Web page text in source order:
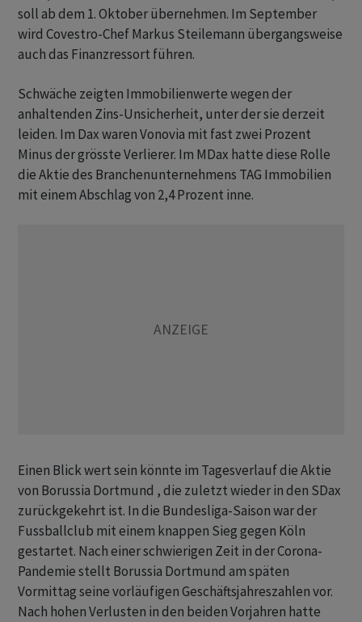
soll ab dem 1. Oktober übernehmen. Im September
wird Covestro-Chef Markus Steilemann übergangsweise
auch das Finanzressort führen.
Schwäche zeigten Immobilienwerte wegen der
anhaltenden Zins-Unsicherheit, unter der sie derzeit
leiden. Im Dax waren Vonovia mit fast zwei Prozent
Minus der grösste Verlierer. Im MDax hatte diese Rolle
die Aktie des Branchenunternehmens TAG Immobilien
mit einem Abschlag von 2,4 Prozent inne.
Einen Blick wert sein könnte im Tagesverlauf die Aktie
von Borussia Dortmund , die zuletzt wieder in den SDax
zurückgekehrt ist. In die Bundesliga-Saison war der
Fussballclub mit einem knappen Sieg gegen Köln
gestartet. Nach einer schwierigen Zeit in der Corona-
Pandemie stellt Borussia Dortmund am späten
Vormittag seine vorläufigen Geschäftsjahreszahlen vor.
Nach hohen Verlusten in den beiden Vorjahren hatte